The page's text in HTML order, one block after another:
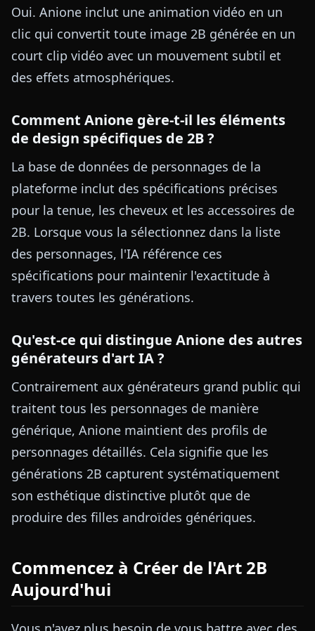
Oui. Anione inclut une animation vidéo en un
clic qui convertit toute image 2B générée en un
court clip vidéo avec un mouvement subtil et
des effets atmosphériques.
Comment Anione gère-t-il les éléments
de design spécifiques de 2B ?
La base de données de personnages de la
plateforme inclut des spécifications précises
pour la tenue, les cheveux et les accessoires de
2B. Lorsque vous la sélectionnez dans la liste
des personnages, l'IA référence ces
spécifications pour maintenir l'exactitude à
travers toutes les générations.
Qu'est-ce qui distingue Anione des autres
générateurs d'art IA ?
Contrairement aux générateurs grand public qui
traitent tous les personnages de manière
générique, Anione maintient des profils de
personnages détaillés. Cela signifie que les
générations 2B capturent systématiquement
son esthétique distinctive plutôt que de
produire des filles androïdes génériques.
Commencez à Créer de l'Art 2B
Aujourd'hui